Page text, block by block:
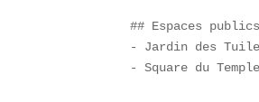
## Espaces
- Jardin des
- Square du